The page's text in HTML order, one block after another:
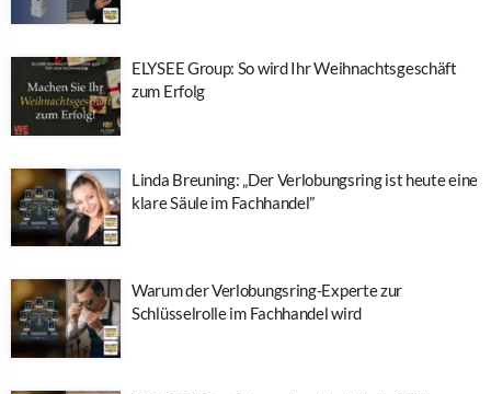
ELYSEE Group: So wird Ihr Weihnachtsgeschäft
zum Erfolg
Linda Breuning: „Der Verlobungsring ist heute eine
klare Säule im Fachhandel”
Warum der Verlobungsring-Experte zur
Schlüsselrolle im Fachhandel wird